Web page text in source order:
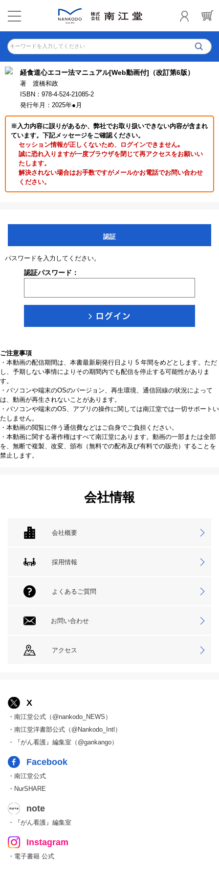
キーワードを入力してください
経食道心エコー法マニュアル[Web動画付]（改訂第6版）
著 渡橋和政
ISBN：978-4-524-21085-2
発行年月：2025年●月
※入力内容に誤りがあるか、弊社でお取り扱いできない内容が含まれ
ています。下記メッセージをご確認ください。
セッション情報が正しくないため、ログインできません｡
誠に恐れ入りますが一度ブラウザを閉じて再アクセスをお願いい
たします。
解決されない場合はお手数ですがメールかお電話でお問い合わせ
ください。
認証
パスワードを入力してください。
認証パスワード：
ご注意事項
・本動画の配信期間は、本書最新刷発行日より 5 年間をめどとします。ただ
し、予期しない事情によりその期間内でも配信を停止する可能性がありま
す。
・パソコンや端末のOSのバージョン、再生環境、通信回線の状況によって
は、動画が再生されないことがあります。
・パソコンや端末のOS、アプリの操作に関しては南江堂では一切サポートい
たしません。
・本動画の閲覧に伴う通信費などはご自身でご負担ください。
・本動画に関する著作権はすべて南江堂にあります。動画の一部または全部
を、無断で複製、改変、頒布（無料での配布及び有料での販売）することを
禁止します。
会社情報
会社概要
採用情報
よくあるご質問
お問い合わせ
アクセス
X
・南江堂公式（@nankodo_NEWS）
・南江堂洋書部公式（@Nankodo_Intl）
・『がん看護』編集室（@gankango）
Facebook
・南江堂公式
・NurSHARE
note
・『がん看護』編集室
Instagram
・電子書籍 公式